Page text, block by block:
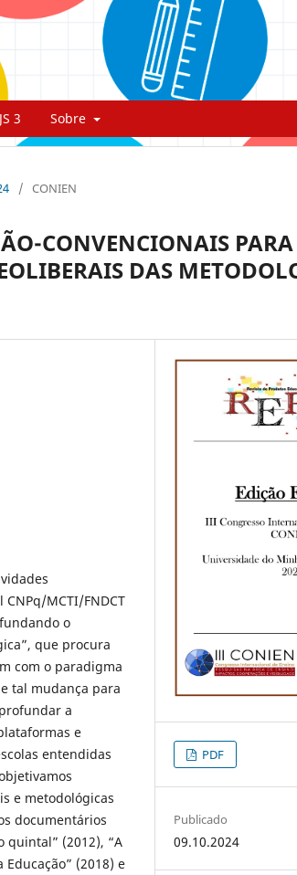
3 Sobre
/ CONIEN
CONVENCIONAIS
DAS
MCTI/FNDCT
o
que procura
com o paradigma
tal mudança para
a
e
entendidas
e metodológicas
documentários
quintal” (2012), “A
(2018) e
PDF
Publicado
09.10.2024